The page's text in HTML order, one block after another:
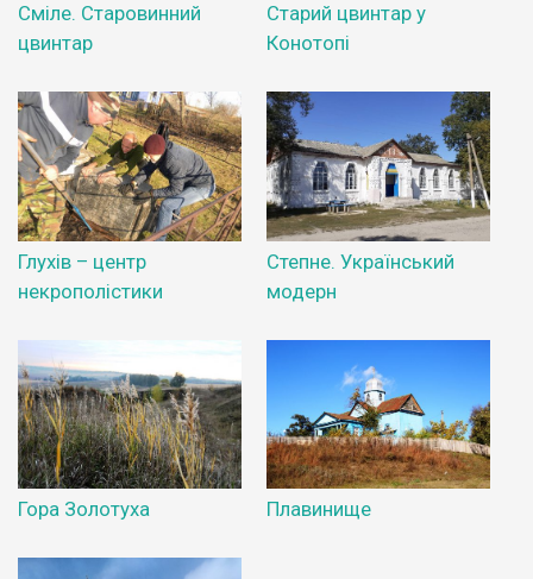
Сміле. Старовинний
цвинтар
Старий цвинтар у
Конотопі
Глухів – центр
некрополістики
Степне. Український
модерн
Гора Золотуха Плавинище